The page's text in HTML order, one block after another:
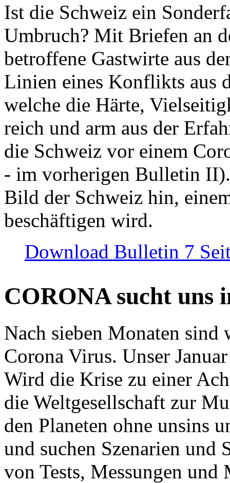
Ist die Schweiz ein
Umbruch? Mit Briefen an
betroffene Gastwirte aus
Linien eines Konflikts aus
welche die Härte,
reich und arm aus der
die Schweiz vor einem
- im vorherigen Bulletin
Bild der Schweiz hin,
beschäftigen wird.
Download Bulletin 7
CORONA sucht uns
Nach sieben Monaten
Corona Virus. Unser
Wird die Krise zu einer
die Weltgesellschaft zur
den Planeten ohne unsins
und suchen Szenarien und
von Tests, Messungen und